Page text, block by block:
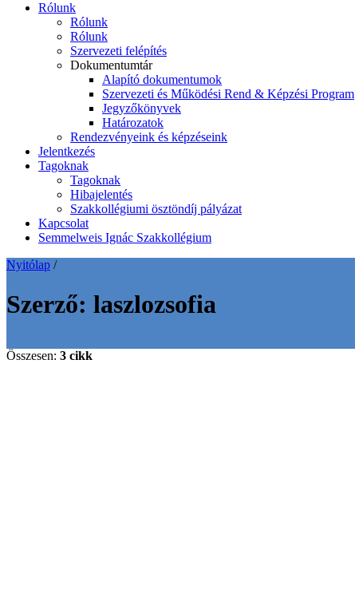
Rólunk
Rólunk
Rólunk
Szervezeti felépítés
Dokumentumtár
Alapító dokumentumok
Szervezeti és Működési Rend & Képzési Program
Jegyzőkönyvek
Határozatok
Rendezvényeink és képzéseink
Jelentkezés
Tagoknak
Tagoknak
Hibajelentés
Szakkollégiumi ösztöndíj pályázat
Kapcsolat
Semmelweis Ignác Szakkollégium
Nyitólap /
Szerző: laszlozsofia
Összesen: 3 cikk